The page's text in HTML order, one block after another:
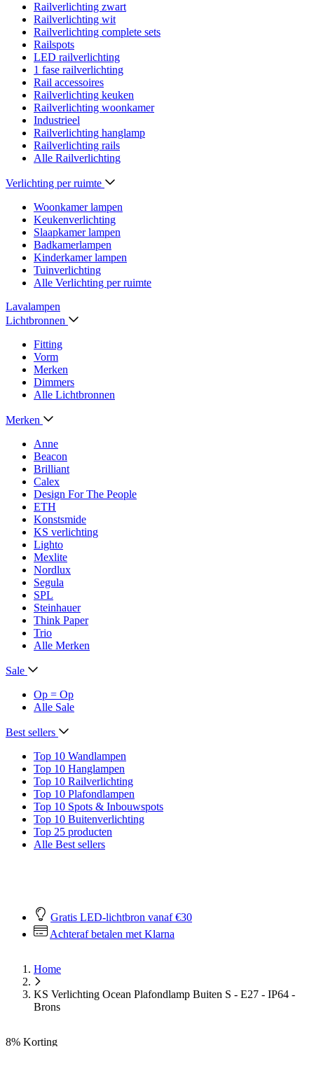
Railverlichting zwart
Railverlichting wit
Railverlichting complete sets
Railspots
LED railverlichting
1 fase railverlichting
Rail accessoires
Railverlichting keuken
Railverlichting woonkamer
Industrieel
Railverlichting hanglamp
Railverlichting rails
Alle Railverlichting
Verlichting per ruimte
Woonkamer lampen
Keukenverlichting
Slaapkamer lampen
Badkamerlampen
Kinderkamer lampen
Tuinverlichting
Alle Verlichting per ruimte
Lavalampen
Lichtbronnen
Fitting
Vorm
Merken
Dimmers
Alle Lichtbronnen
Merken
Anne
Beacon
Brilliant
Calex
Design For The People
ETH
Konstsmide
KS verlichting
Lighto
Mexlite
Nordlux
Segula
SPL
Steinhauer
Think Paper
Trio
Alle Merken
Sale
Op = Op
Alle Sale
Best sellers
Top 10 Wandlampen
Top 10 Hanglampen
Top 10 Railverlichting
Top 10 Plafondlampen
Top 10 Spots & Inbouwspots
Top 10 Buitenverlichting
Top 25 producten
Alle Best sellers
Gratis LED-lichtbron vanaf €30
Achteraf betalen met Klarna
Home
KS Verlichting Ocean Plafondlamp Buiten S - E27 - IP64 -
Brons
8% Korting